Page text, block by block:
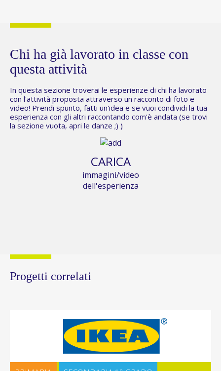
Chi ha già lavorato in classe con
questa attività
In questa sezione troverai le esperienze di chi ha lavorato
con l'attività proposta attraverso un racconto di foto e
video! Prendi spunto, fatti un'idea e se vuoi condividi la tua
esperienza con gli altri raccontando com'è andata (se trovi
la sezione vuota, apri le danze ;) )
CARICA
immagini/video
dell'esperienza
Progetti correlati